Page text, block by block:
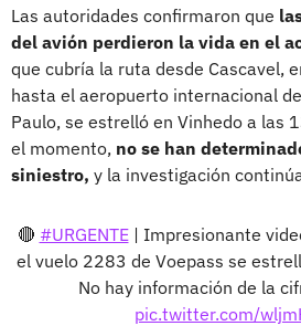
Las autoridades confirmaron que
del avión perdieron la vida en el
que cubría la ruta desde Cascavel,
hasta el aeropuerto internacional
Paulo, se estrelló en Vinhedo a las
el momento, no se han
siniestro, y la investigación
🔴 #URGENTE| Impresionante
el vuelo 2283 de Voepass se
No hay información de la
pic.twitter.com/